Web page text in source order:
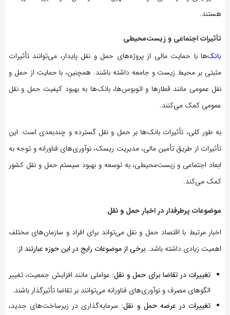
هستند.
تأثیرات اجتماعی و زیست‌محیطی
بانک‌ها با حمایت مالی از پروژه‌های حمل و نقل پایدار، می‌توانند تأثیرات
مثبتی بر محیط زیست و جامعه داشته باشند. همچنین، با حمایت از حمل و
نقل عمومی مانند قطارها و اتوبوس‌ها، بانک‌ها به بهبود کیفیت حمل و نقل
عمومی کمک می‌کنند.
به طور کلی، تأثیرات بانک‌ها بر حمل و نقل گسترده و چندبعدی است. این
تأثیرات از طریق تأمین مالی، مدیریت ریسک، نوآوری‌های فناورانه و توجه به
ابعاد اجتماعی و زیست‌محیطی، به توسعه و بهبود سیستم حمل و نقل کشور
کمک می‌کند.
موضوعات پرطرفدار در اخبار حمل و نقل
اخبار مرتبط با اقتصاد حمل و نقل می‌تواند برای افراد و سازمان‌های مختلف
اهمیت زیادی داشته باشد. برخی از موضوعات رایج در این حوزه عبارتند از:
تغییرات در تقاضا برای حمل و نقل: عواملی مانند افزایش جمعیت، تغییر
الگوهای مصرف و نوآوری‌های فناورانه می‌توانند بر تقاضا تأثیرگذار باشند.
تغییرات در عرضه حمل و نقل: سرمایه‌گذاری در زیرساخت‌های جدید،